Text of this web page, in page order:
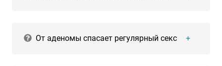
От аденомы спасает регулярный секс